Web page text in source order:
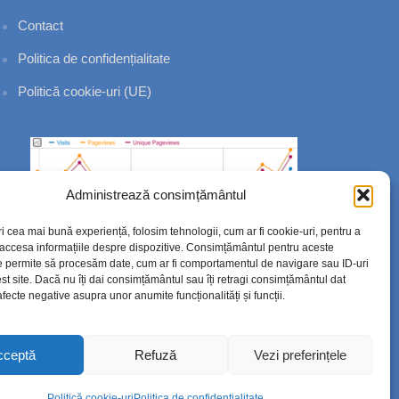
Administrează consimțământul
cea mai bună experiență, folosim tehnologii, cum ar fi cookie-uri, pentru a
informațiile despre dispozitive. Consimțământul pentru aceste
permite să procesăm date, cum ar fi comportamentul de navigare sau ID-uri
site. Dacă nu îți dai consimțământul sau îți retragi consimțământul dat
negative asupra unor anumite funcționalități și funcții.
Refuză Vezi preferințele
Contact
Politica de confidențialitate
Politică cookie-uri (UE)